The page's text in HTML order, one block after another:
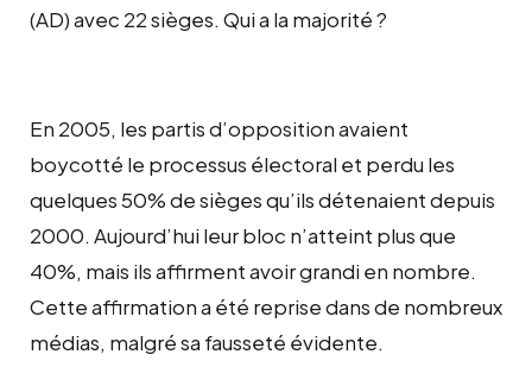
(AD) avec 22 sièges. Qui a la majorité ?
En 2005, les partis d’opposition avaient
boycotté le processus électoral et perdu les
quelques 50% de sièges qu’ils détenaient depuis
2000. Aujourd’hui leur bloc n’atteint plus que
40%, mais ils affirment avoir grandi en nombre.
Cette affirmation a été reprise dans de nombreux
médias, malgré sa fausseté évidente.